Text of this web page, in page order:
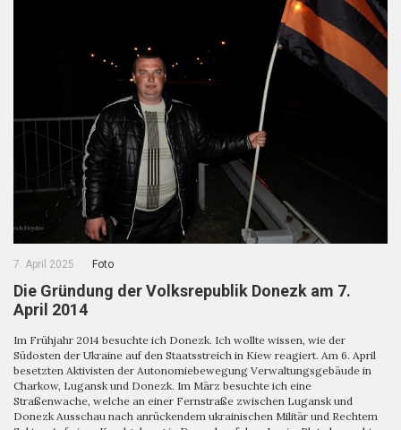
7. April 2025 Foto
Die Gründung der Volksrepublik Donezk am 7.
April 2014
Im Frühjahr 2014 besuchte ich Donezk. Ich wollte wissen, wie der
Südosten der Ukraine auf den Staatsstreich in Kiew reagiert. Am 6. April
besetzten Aktivisten der Autonomiebewegung Verwaltungsgebäude in
Charkow, Lugansk und Donezk. Im März besuchte ich eine
Straßenwache, welche an einer Fernstraße zwischen Lugansk und
Donezk Ausschau nach anrückendem ukrainischen Militär und Rechtem